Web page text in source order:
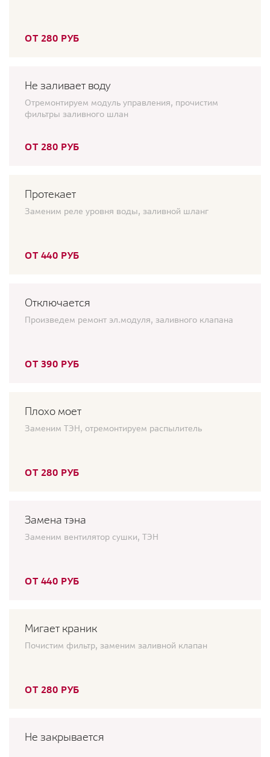
ОТ 280 РУБ
Не заливает воду
Отремонтируем модуль управления, прочистим
фильтры заливного шлан
ОТ 280 РУБ
Протекает
Заменим реле уровня воды, заливной шланг
ОТ 440 РУБ
Отключается
Произведем ремонт эл.модуля, заливного клапана
ОТ 390 РУБ
Плохо моет
Заменим ТЭН, отремонтируем распылитель
ОТ 280 РУБ
Замена тэна
Заменим вентилятор сушки, ТЭН
ОТ 440 РУБ
Мигает краник
Почистим фильтр, заменим заливной клапан
ОТ 280 РУБ
Не закрывается